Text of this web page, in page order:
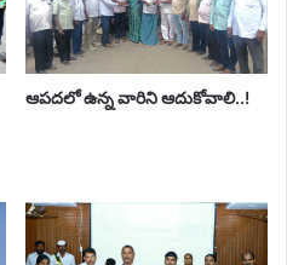
ఆపదలో ఉన్న వారిని ఆదుకోవాలి..!